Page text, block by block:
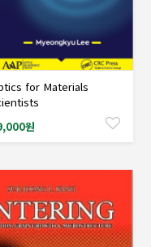
샘플도서신청
for Materials
원